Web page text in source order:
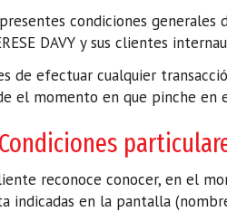
condiciones
DAVY y sus clientes
de efectuar cualquier
el momento en que pinche en
reconoce conocer, en el
indicadas en la pantalla